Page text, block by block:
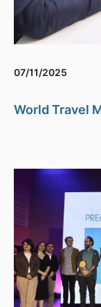
07/11/2025
World Travel